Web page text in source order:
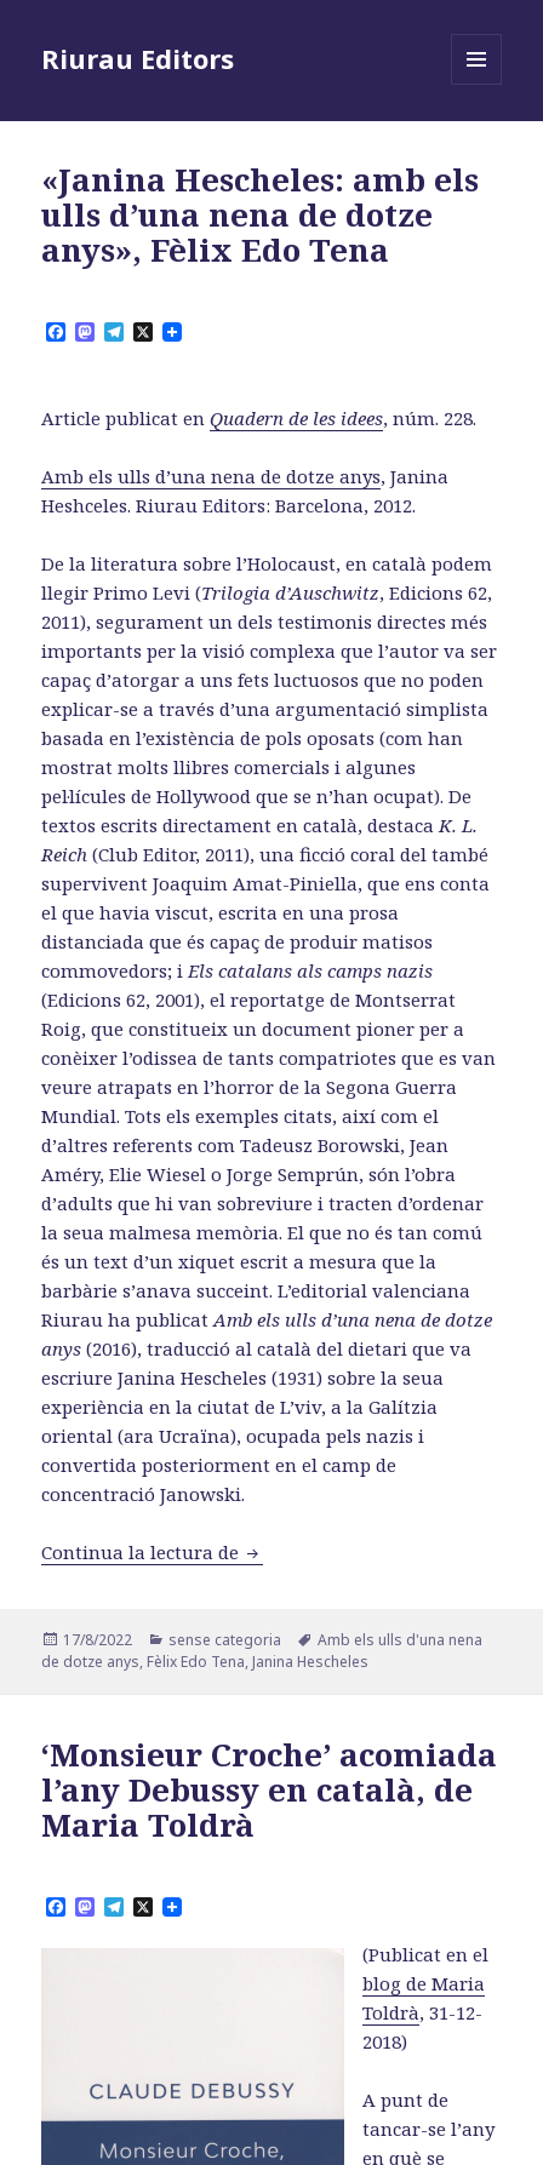
Riurau Editors
«Janina Hescheles: amb els
ulls d’una nena de dotze
anys», Fèlix Edo Tena
F
b
o
k
M
o
d
n
T
g
r
m
X
Article publicat enQuadern de les idees, núm. 228.
Amb els ulls d’una nena de dotze anys, Janina
Heshceles. Riurau Editors: Barcelona, 2012.
De la literatura sobre l’Holocaust, en català podem
llegir Primo Levi (Trilogia d’Auschwitz, Edicions 62,
2011), segurament un dels testimonis directes més
importants per la visió complexa que l’autor va ser
capaç d’atorgar a uns fets luctuosos que no poden
explicar-se a través d’una argumentació simplista
basada en l’existència de pols oposats (com han
mostrat molts llibres comercials i algunes
pel·lícules de Hollywood que se n’han ocupat). De
textos escrits directament en català, destacaK. L.
Reich (Club Editor, 2011), una ficció coral del també
supervivent Joaquim Amat-Piniella, que ens conta
el que havia viscut, escrita en una prosa
distanciada que és capaç de produir matisos
commovedors; iEls catalans als camps nazis
(Edicions 62, 2001), el reportatge de Montserrat
Roig, que constitueix un document pioner per a
conèixer l’odissea de tants compatriotes que es van
veure atrapats en l’horror de la Segona Guerra
Mundial. Tots els exemples citats, així com el
d’altres referents com Tadeusz Borowski, Jean
Améry, Elie Wiesel o Jorge Semprún, són l’obra
d’adults que hi van sobreviure i tracten d’ordenar
la seua malmesa memòria. El que no és tan comú
és un text d’un xiquet escrit a mesura que la
barbàrie s’anava succeint. L’editorial valenciana
Riurau ha publicatAmb els ulls d’una nena de dotze
anys (2016), traducció al català del dietari que va
escriure Janina Hescheles (1931) sobre la seua
experiència en la ciutat de L’viv, a la Galítzia
oriental (ara Ucraïna), ocupada pels nazis i
convertida posteriorment en el camp de
concentració Janowski.
Continua la lectura de «Janina Hescheles: amb els ulls
Publicat
el
17/8/2022 Categories
sense categoria Etiquetes
Amb els ulls d'una nena
de dotze anys, Fèlix Edo Tena, Janina Hescheles
‘Monsieur Croche’ acomiada
l’any Debussy en català, de
Maria Toldrà
F
a
M
a
T
e
X
(Publicat en el
blog de Maria
Toldrà, 31-12-
2018)
A punt de
tancar-se l’any
en què se